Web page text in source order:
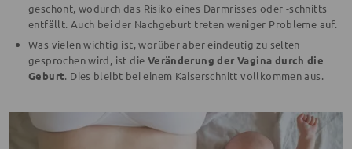
geschont, wodurch das Risiko eines Darmrisses oder -schnitts
entfällt. Auch bei der Nachgeburt treten weniger Probleme auf.
Was vielen wichtig ist, worüber aber eindeutig zu selten
gesprochen wird, ist die Veränderung der Vagina durch die
Geburt. Dies bleibt bei einem Kaiserschnitt vollkommen aus.